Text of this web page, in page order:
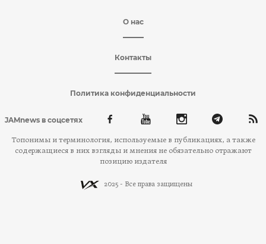
О нас
Контакты
Политика конфиденциальности
JAMnews в соцсетях
Топонимы и терминология, используемые в публикациях, а также
содержащиеся в них взгляды и мнения не обязательно отражают
позицию издателя
2025 - Все права защищены